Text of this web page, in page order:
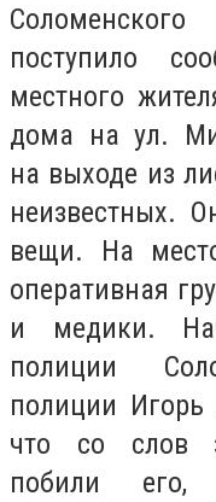
поступило
местного
дома на ул.
на выходе из
неизвестных.
вещи. На
оперативная
и медики.
полиции
полиции Игорь
что со слов
побили его,